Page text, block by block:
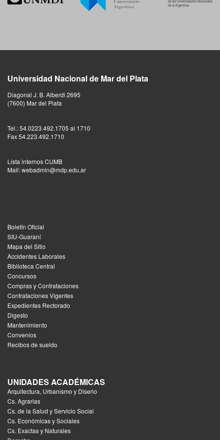
Universidad Nacional de Mar del Plata
Diagonal J. B. Alberdi 2695
(7600) Mar del Plata
Tel.: 54.0223.492.1705 al 1710
Fax 54.223.492.1710
Lista internos CUMB
Mail: webadmin@mdp.edu.ar
Boletín Oficial
SIU-Guaraní
Mapa del Sitio
Accidentes Laborales
Biblioteca Central
Concursos
Compras y Contrataciones
Contrataciones Vigentes
Expedientes Rectorado
Digesto
Mantenimiento
Convenios
Recibos de sueldo
UNIDADES ACADÉMICAS
Arquitectura, Urbanismo y Diseńo
Cs. Agrarias
Cs. de la Salud y Servicio Social
Cs. Económicas y Sociales
Cs. Exactas y Naturales